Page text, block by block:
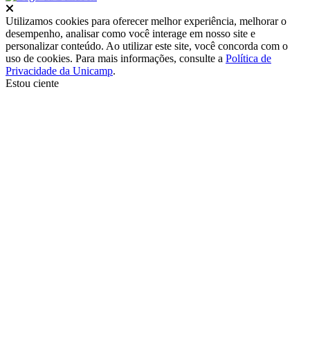
Utilizamos cookies para oferecer melhor experiência, melhorar o
desempenho, analisar como você interage em nosso site e
personalizar conteúdo. Ao utilizar este site, você concorda com o
uso de cookies. Para mais informações, consulte a Política de
Privacidade da Unicamp.
Estou ciente